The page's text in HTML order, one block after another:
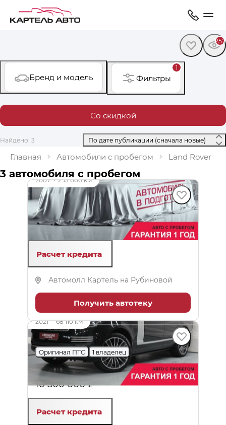
257
Бренд и модель
1
Фильтры
Со скидкой
Найдено: 3
Главная Автомобили с пробегом Land Rover
3 автомобиля с пробегом
до 39 000 ₽
2007·293 000 км
Land Rover Range Rover Sport
4.4 л (299 л.с.), АКПП, бензин, полный
960 000 ₽ 999 000 ₽
Расчет кредита
Автомолл Картель на Рубиновой
Получить автотеку
2021·68 110 км
Land Rover Range Rover
Оригинал ПТС 1 владелец
4.4 л (339 л.с.), АКПП, дизель, полный
10 500 000 ₽
Расчет кредита